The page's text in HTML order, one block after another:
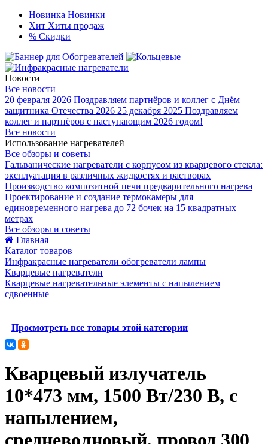
Новинка Новинки
Хит Хиты продаж
% Скидки
Новости
Все новости
20 февраля 2026 Поздравляем партнёров и коллег с Днём
защитника Отечества 2026 25 декабря 2025 Поздравляем
коллег и партнёров с наступающим 2026 годом!
Все новости
Использование нагревателей
Все обзоры и советы
Гальванические нагреватели с корпусом из кварцевого стекла:
эксплуатация в различных жидкостях и растворах
Производство композитной печи предварительного нагрева
Проектирование и создание термокамеры для
единовременного нагрева до 72 бочек на 15 квадратных
метрах
Все обзоры и советы
Главная
Каталог товаров
Инфракрасные нагреватели обогреватели лампы
Кварцевые нагреватели
Кварцевые нагревательные элементы с напылением
сдвоенные
Просмотреть все товары этой категории
Кварцевый излучатель
10*473 мм, 1500 Вт/230 В, с
напылением,